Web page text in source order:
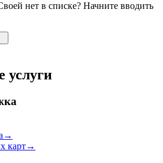
нет в списке? Начните вводить
услуги
→
карт→